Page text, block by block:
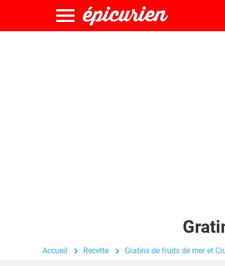
Accueil Recette Gratins de fruits de mer et